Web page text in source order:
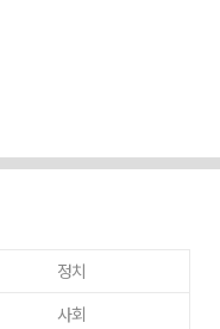
정치
사회